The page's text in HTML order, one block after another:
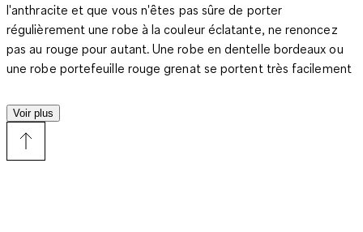
l'anthracite et que vous n'êtes pas sûre de porter
régulièrement une robe à la couleur éclatante, ne renoncez
pas au rouge pour autant. Une robe en dentelle bordeaux ou
une robe portefeuille rouge grenat se portent très facilement
souhait et respirant la joie de vivre, faites-vous plaisir avec
une robe rouge écarlate, vermillon ou même rouge fluo. Ces
coloris intenses sont souvent mis à l'honneur sur les robes
d'été, unies ou à imprimés, mais aussi sur les robes de soirée.
Voir plus